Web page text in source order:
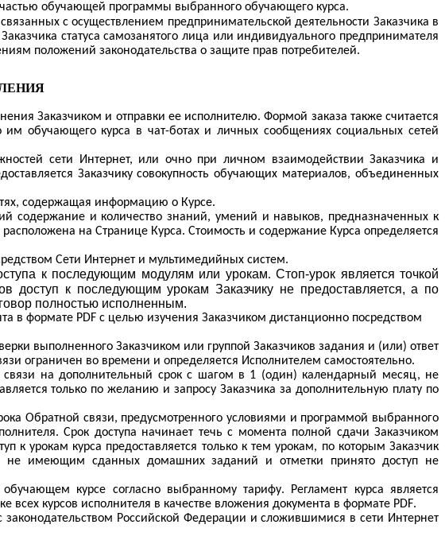
обучающей программы выбранного обучающего курса.
с осуществлением предпринимательской деятельности Заказчика в
статуса самозанятого лица или индивидуального предпринимателя
положений законодательства о защите прав потребителей.
Заказчиком и отправки ее исполнителю. Формой заказа также считается
обучающего курса в чат-ботах и личных сообщениях социальных сетей
сети Интернет, или очно при личном взаимодействии Заказчика и
Заказчику совокупность обучающих материалов, объединенных
содержащая информацию о Курсе.
содержание и количество знаний, умений и навыков, предназначенных к
на Странице Курса. Стоимость и содержание Курса определяется
Сети Интернет и мультимедийных систем.
к последующим модулям или урокам. Стоп-урок является точкой
доступ к последующим урокам Заказчику не предоставляется, а по
полностью исполненным.
в формате PDF с целью изучения Заказчиком дистанционно посредством
выполненного Заказчиком или группой Заказчиков задания и (или) ответ
ограничен во времени и определяется Исполнителем самостоятельно.
связи на дополнительный срок с шагом в 1 (один) календарный месяц, не
только по желанию и запросу Заказчика за дополнительную плату по
Обратной связи, предусмотренного условиями и программой выбранного
Срок доступа начинает течь с момента полной сдачи Заказчиком
к урокам курса предоставляется только к тем урокам, по которым Заказчик
имеющим сданных домашних заданий и отметки принято доступ не
курсе согласно выбранному тарифу. Регламент курса является
всех курсов исполнителя в качестве вложения документа в формате PDF.
Российской Федерации и сложившимися в сети Интернет